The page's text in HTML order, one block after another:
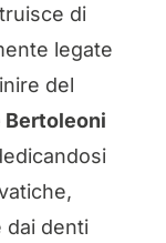
di
legate
del
Bertoleoni
dai denti